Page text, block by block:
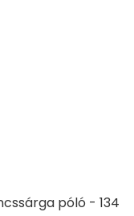
póló - 134